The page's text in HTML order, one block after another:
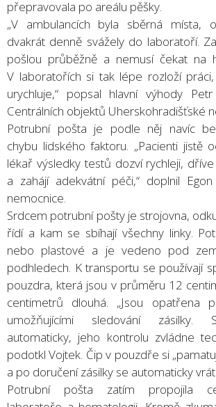
přepravovala po areálu pěšky.
„V ambulancích byla sběrná místa,
dvakrát denně svážely do laboratoří.
pošlou průběžně a nemusí čekat na
V laboratořích si tak lépe rozloží
urychluje,“ popsal hlavní výhody
Centrálních objektů Uherskohradišťské
Potrubní pošta je podle něj navíc
chybu lidského faktoru. „Pacienti jistě
lékař výsledky testů dozví rychleji,
a zahájí adekvátní péči,“ doplnil
nemocnice.
Srdcem potrubní pošty je strojovna,
řídí a kam se sbíhají všechny linky.
nebo plastové a je vedeno pod
podhledech. K transportu se používají
pouzdra, která jsou v průměru 12
centimetrů dlouhá. „Jsou opatřena
umožňujícími sledování zásilky.
automaticky, jeho kontrolu zvládne
podotkl Vojtek. Čip v pouzdře si
a po doručení zásilky se automaticky
Potrubní pošta zatím propojila